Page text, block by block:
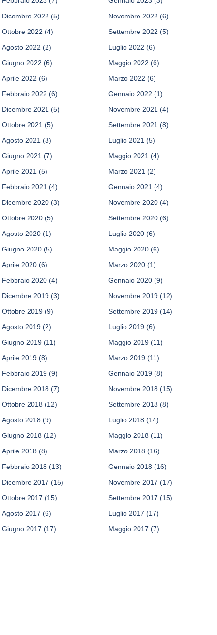
Dicembre 2022 (5) Novembre 2022 (6)
Ottobre 2022 (4) Settembre 2022 (5)
Agosto 2022 (2) Luglio 2022 (6)
Giugno 2022 (6) Maggio 2022 (6)
Aprile 2022 (6) Marzo 2022 (6)
Febbraio 2022 (6) Gennaio 2022 (1)
Dicembre 2021 (5) Novembre 2021 (4)
Ottobre 2021 (5) Settembre 2021 (8)
Agosto 2021 (3) Luglio 2021 (5)
Giugno 2021 (7) Maggio 2021 (4)
Aprile 2021 (5) Marzo 2021 (2)
Febbraio 2021 (4) Gennaio 2021 (4)
Dicembre 2020 (3) Novembre 2020 (4)
Ottobre 2020 (5) Settembre 2020 (6)
Agosto 2020 (1) Luglio 2020 (6)
Giugno 2020 (5) Maggio 2020 (6)
Aprile 2020 (6) Marzo 2020 (1)
Febbraio 2020 (4) Gennaio 2020 (9)
Dicembre 2019 (3) Novembre 2019 (12)
Ottobre 2019 (9) Settembre 2019 (14)
Agosto 2019 (2) Luglio 2019 (6)
Giugno 2019 (11) Maggio 2019 (11)
Aprile 2019 (8) Marzo 2019 (11)
Febbraio 2019 (9) Gennaio 2019 (8)
Dicembre 2018 (7) Novembre 2018 (15)
Ottobre 2018 (12) Settembre 2018 (8)
Agosto 2018 (9) Luglio 2018 (14)
Giugno 2018 (12) Maggio 2018 (11)
Aprile 2018 (8) Marzo 2018 (16)
Febbraio 2018 (13) Gennaio 2018 (16)
Dicembre 2017 (15) Novembre 2017 (17)
Ottobre 2017 (15) Settembre 2017 (15)
Agosto 2017 (6) Luglio 2017 (17)
Giugno 2017 (17) Maggio 2017 (7)